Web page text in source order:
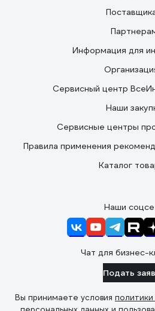
Информация для
Сервисный центр
Наши
Сервисные центры
Правила применения
Каталог
Наши
Чат для бизнес-
Подать
Вы принимаете условия